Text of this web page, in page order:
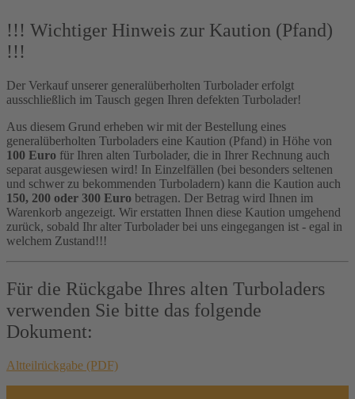
!!! Wichtiger Hinweis zur Kaution (Pfand)
!!!
Der Verkauf unserer generalüberholten Turbolader erfolgt
ausschließlich im Tausch gegen Ihren defekten Turbolader!
Aus diesem Grund erheben wir mit der Bestellung eines
generalüberholten Turboladers eine Kaution (Pfand) in Höhe von
100 Euro für Ihren alten Turbolader, die in Ihrer Rechnung auch
separat ausgewiesen wird! In Einzelfällen (bei besonders seltenen
und schwer zu bekommenden Turboladern) kann die Kaution auch
150, 200 oder 300 Euro betragen. Der Betrag wird Ihnen im
Warenkorb angezeigt. Wir erstatten Ihnen diese Kaution umgehend
zurück, sobald Ihr alter Turbolader bei uns eingegangen ist - egal in
welchem Zustand!!!
Für die Rückgabe Ihres alten Turboladers
verwenden Sie bitte das folgende
Dokument:
Altteilrückgabe (PDF)